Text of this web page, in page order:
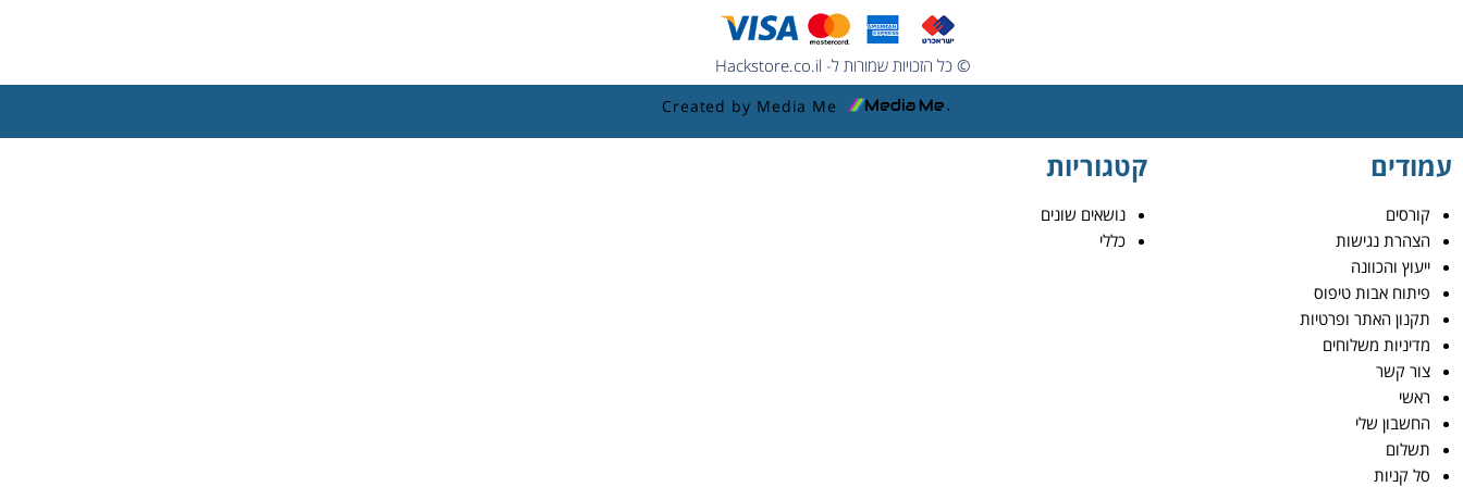
© כל הזכויות שמורות ל- Hackstore.co.il
Created by Media Me
עמודים
קורסים
הצהרת נגישות
ייעוץ והכוונה
פיתוח אבות טיפוס
תקנון האתר ופרטיות
מדיניות משלוחים
צור קשר
ראשי
החשבון שלי
תשלום
סל קניות
קטגוריות
נושאים שונים
כללי